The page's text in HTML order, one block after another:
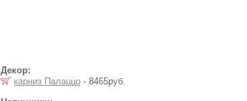
Декор:
карниз Палаццо - 8465руб.